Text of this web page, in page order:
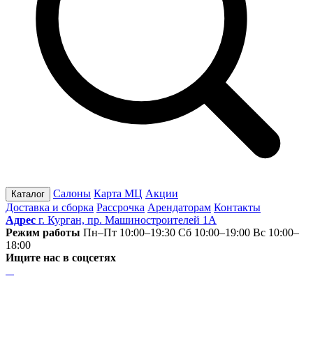
Каталог Салоны Карта МЦ Акции
Доставка и сборка Рассрочка Арендаторам Контакты
Адрес г. Курган, пр. Машиностроителей 1А
Режим работы Пн–Пт 10:00–19:30 Сб 10:00–19:00 Вс 10:00–
18:00
Ищите нас в соцсетях